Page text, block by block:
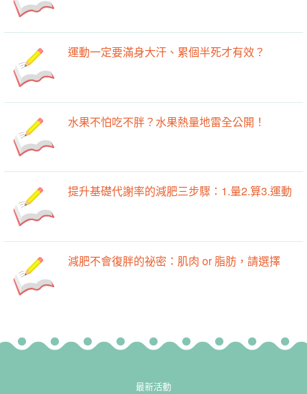
運動一定要滿身大汗、累個半死才有效？
水果不怕吃不胖？水果熱量地雷全公開！
提升基礎代謝率的減肥三步驟：1.量2.算3.運動
減肥不會復胖的祕密：肌肉 or 脂肪，請選擇
最新活動